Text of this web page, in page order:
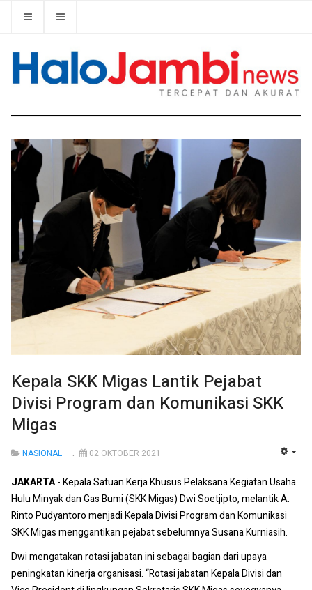
Kepala SKK Migas Lantik Pejabat
Divisi Program dan Komunikasi SKK
Migas
NASIONAL 02 OKTOBER 2021
JAKARTA- Kepala Satuan Kerja Khusus Pelaksana Kegiatan Usaha
Hulu Minyak dan Gas Bumi (SKK Migas) Dwi Soetjipto, melantik A.
Rinto Pudyantoro menjadi Kepala Divisi Program dan Komunikasi
SKK Migas menggantikan pejabat sebelumnya Susana Kurniasih.
Dwi mengatakan rotasi jabatan ini sebagai bagian dari upaya
peningkatan kinerja organisasi. “Rotasi jabatan Kepala Divisi dan